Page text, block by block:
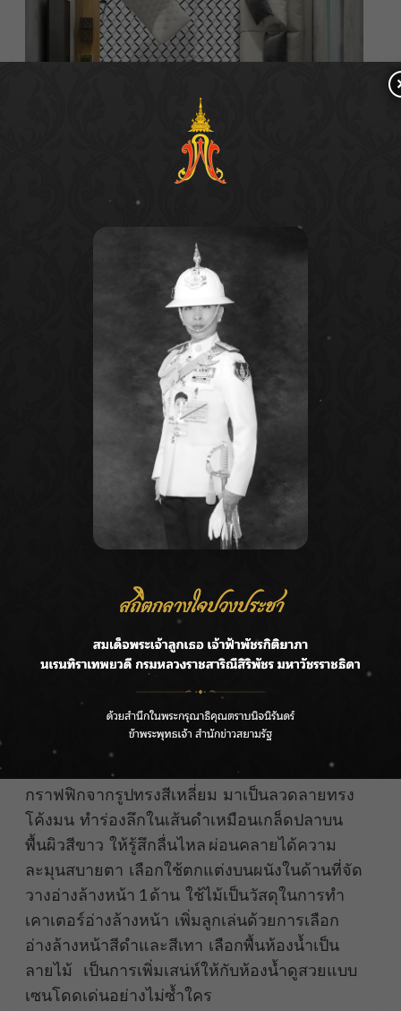
กราฟฟิกสไตล์ดาร์กคลาสสิค
นำความสวยของลวดลายหินอ่อนสีดำ Marquina
Black Marble มาตัดแต่งเป็นกราฟฟิกรูปทรง
สี่เหลี่ยมและดอกไม้ ลงบนพื้นหินอ่อน Carrara สี
ขาว ของกระเบื้องลายแบล็คแจ็ค ให้ดูสวย
คลาสสิคแบบร่วมสมัย เทรนด์การแต่งร้านอาหาร
ด้วยการเล่นแพทเทิร์นบนพื้น ด้วยการปูกระเบื้องที่
เป็นลวดลายกราฟฟิกสีขาว-ดำ ที่กำลังเป็นที่
นิยม แบบไม่ต้องตกแต่งภายในอะไร
มากมาย เพิ่มเสน่ห์ด้วยเฟอร์นิเจอร์งานไม้ เพิ่ม
แสงไฟสี Warm White แค่นี้ ก็ทำให้ร้านอาหารดู
อบอุ่น สะดุดตา นั่งรับประทานอาหารกันได้แบบชิ
ลล์ ๆ ใครจะเชื่อว่าโทนสีดำสไตล์ดาร์กคลาสสิก
แบบนี้กลับทำให้สัมผัสได้ถึงความอบอุ่น แบบไม่
ต้องทำอะไรให้มาก แค่นี้ก็จิ้มไม่ถูกแล้วว่าตรง
กราฟฟิกสไตล์อิงแอบธรรมชาติกับลวดลายสุดคิ้ว
ท์ของกระเบื้องลายเมอร์เมดซีรี่ย์
กราฟฟิกจากรูปทรงสีเหลี่ยม มาเป็นลวดลายทรง
โค้งมน ทำร่องลึกในเส้นดำเหมือนเกล็ดปลาบน
พื้นผิวสีขาว ให้รู้สึกลื่นไหล ผ่อนคลายได้ความ
ละมุนสบายตา เลือกใช้ตกแต่งบนผนังในด้านที่จัด
วางอ่างล้างหน้า 1 ด้าน ใช้ไม้เป็นวัสดุในการทำ
เคาเตอร์อ่างล้างหน้า เพิ่มลูกเล่นด้วยการเลือก
อ่างล้างหน้าสีดำและสีเทา เลือกพื้นห้องน้ำเป็น
ลายไม้ เป็นการเพิ่มเสน่ห์ให้กับห้องน้ำดูสวยแบบ
เซนโดดเด่นอย่างไม่ซ้ำใคร